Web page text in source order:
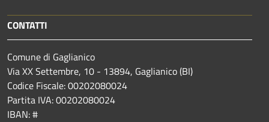
CONTATTI
Comune di Gaglianico
Via XX Settembre, 10 - 13894, Gaglianico (BI)
Codice Fiscale: 00202080024
Partita IVA: 00202080024
IBAN: #